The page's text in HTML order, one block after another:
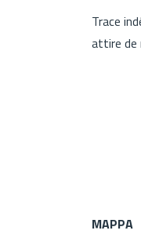
Trace
attire de
MAPPA